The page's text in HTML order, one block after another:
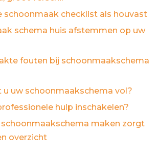
schoonmaak checklist als houvast
schema huis afstemmen op uw
fouten bij schoonmaakschema
u uw schoonmaakschema vol?
hulp inschakelen?
schoonmaakschema maken zorgt
overzicht